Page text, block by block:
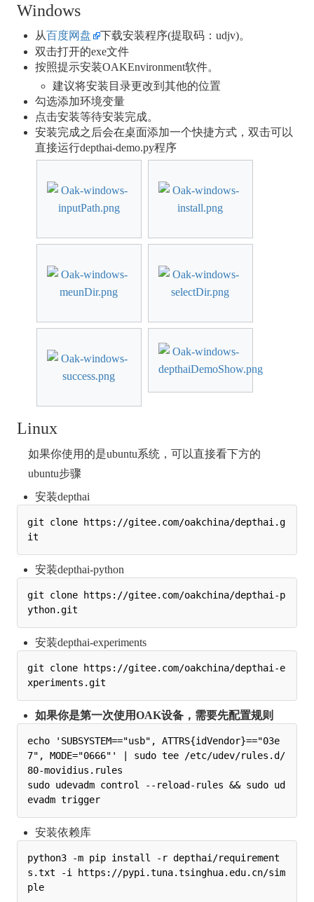
Windows
从百度网盘
下载安装程序(提取码：udjv)。
双击打开的exe文件
按照提示安装OAKEnvironment软件。
建议将安装目录更改到其他的位置
勾选添加环境变量
点击安装等待安装完成。
安装完成之后会在桌面添加一个快捷方式，双击可以
直接运行depthai-demo.py程序
Linux
如果你使用的是ubuntu系统，可以直接看下方的
ubuntu步骤
安装depthai
git clone https://gitee.com/oakchina/depthai.g
安装depthai-python
git clone https://gitee.com/oakchina/depthai-p
安装depthai-experiments
git clone https://gitee.com/oakchina/depthai-e
如果你是第一次使用OAK设备，需要先配置规则
echo 'SUBSYSTEM=="usb", ATTRS{idVendor}=="03e
7", MODE="0666"' | sudo tee /etc/udev/rules.d/
80-movidius.rules
sudo udevadm control --reload-rules && sudo ud
安装依赖库
python3 -m pip install -r depthai/requirement
s.txt -i https://pypi.tuna.tsinghua.edu.cn/sim